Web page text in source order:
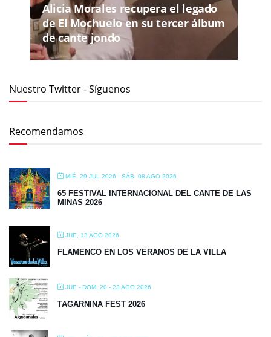
Alicia Morales recupera el legado
de El Mochuelo en su tercer álbum
de cante jondo
Nuestro Twitter - Síguenos
Recomendamos
MIÉ, 29 JUL 2026 - SÁB, 08 AGO 2026
65 FESTIVAL INTERNACIONAL DEL CANTE DE LAS
MINAS 2026
JUE, 13 AGO 2026
FLAMENCO EN LOS VERANOS DE LA VILLA
JUE - DOM, 20 - 23 AGO 2026
TAGARNINA FEST 2026